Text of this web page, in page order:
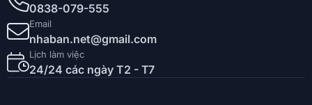
0838-079-555
Email
nhaban.net@gmail.com
Lịch làm việc
24/24 các ngày T2 - T7